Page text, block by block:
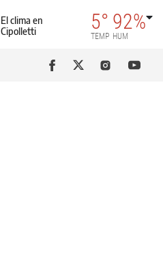
El clima en
Cipolletti
5°
TEMP
92%
HUM